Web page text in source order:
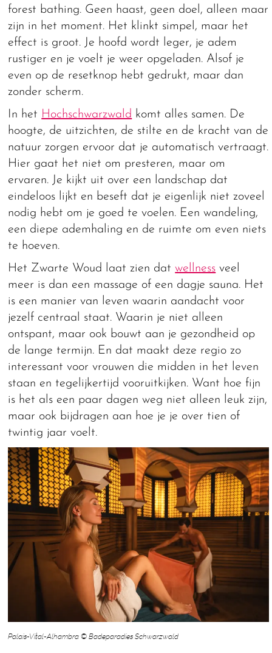
forest bathing. Geen haast, geen doel, alleen maar
zijn in het moment. Het klinkt simpel, maar het
effect is groot. Je hoofd wordt leger, je adem
rustiger en je voelt je weer opgeladen. Alsof je
even op de resetknop hebt gedrukt, maar dan
zonder scherm.
In het Hochschwarzwald komt alles samen. De
hoogte, de uitzichten, de stilte en de kracht van de
natuur zorgen ervoor dat je automatisch vertraagt.
Hier gaat het niet om presteren, maar om
ervaren. Je kijkt uit over een landschap dat
eindeloos lijkt en beseft dat je eigenlijk niet zoveel
nodig hebt om je goed te voelen. Een wandeling,
een diepe ademhaling en de ruimte om even niets
te hoeven.
Het Zwarte Woud laat zien datwellness veel
meer is dan een massage of een dagje sauna. Het
is een manier van leven waarin aandacht voor
jezelf centraal staat. Waarin je niet alleen
ontspant, maar ook bouwt aan je gezondheid op
de lange termijn. En dat maakt deze regio zo
interessant voor vrouwen die midden in het leven
staan en tegelijkertijd vooruitkijken. Want hoe fijn
is het als een paar dagen weg niet alleen leuk zijn,
maar ook bijdragen aan hoe je je over tien of
twintig jaar voelt.
Palais-Vital-Alhambra © Badeparadies Schwarzwald